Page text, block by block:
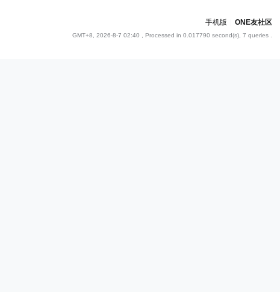
手机版 ONE友社区
GMT+8, 2026-8-7 02:40 , Processed in 0.017790 second(s), 7 queries .